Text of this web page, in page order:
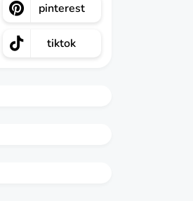
pinterest
tiktok